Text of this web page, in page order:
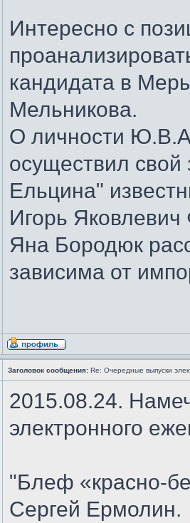
Интересно с
кандидата в
Мельникова.
О личности
осуществил
Ельцина"
Игорь
Яна Бородюк
зависима от
Заголовок сообщения: Re: Очередные выпуски
2015.08.24.
электронного
"Блеф «красно-
Сергей Ермолин.